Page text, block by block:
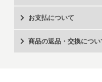
お支払について
商品の返品・交換につい